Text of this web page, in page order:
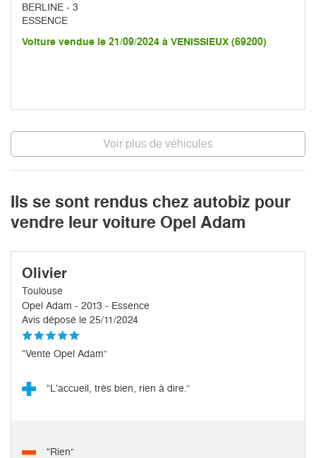
BERLINE - 3
ESSENCE
Voiture vendue le 21/09/2024 à VENISSIEUX (69200)
Voir plus de véhicules
Ils se sont rendus chez autobiz pour
vendre leur voiture Opel Adam
Olivier
Toulouse
Opel Adam - 2013 - Essence
Avis déposé le 25/11/2024
“Vente Opel Adam”
“L'accueil, très bien, rien à dire.”
“Rien”